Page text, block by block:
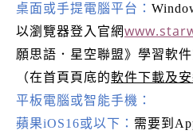
桌面或手提電腦平台：
以瀏覽器登入官網
願思語．星空聯盟》學習軟
（在首頁頁底的軟件下載及
平板電腦或智能手機：
蘋果iOS16或以下： 需要到